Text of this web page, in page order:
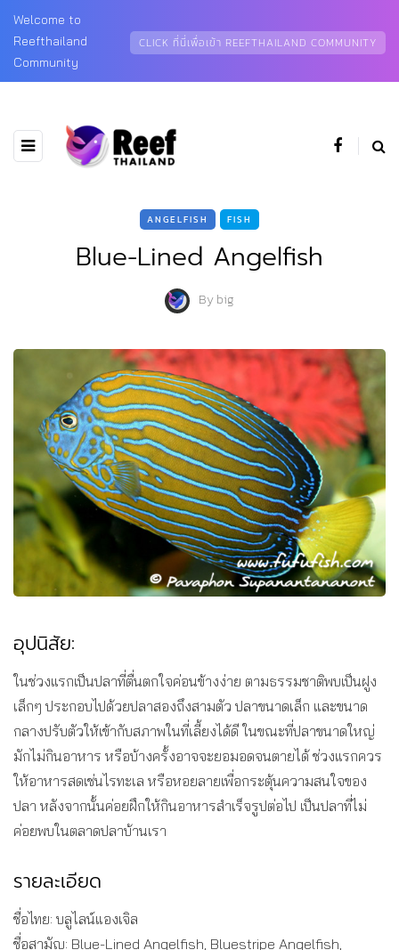
Welcome to
Reefthailand
Community
CLICK ที่นี่เพื่อเข้า REEFTHAILAND COMMUNITY
ANGELFISH FISH
Blue-Lined Angelfish
Bybig
อุปนิสัย:
ในช่วงแรกเป็นปลาที่ตื่นตกใจค่อนข้างง่าย ตามธรรมชาติพบเป็นฝูง
เล็กๆ ประกอบไปด้วยปลาสองถึงสามตัว ปลาขนาดเล็ก และขนาด
กลางปรับตัวให้เข้ากับสภาพในที่เลี้ยงได้ดี ในขณะที่ปลาขนาดใหญ่
มักไม่กินอาหาร หรือบ้างครั้งอาจจะยอมอดจนตายได้ ช่วงแรกควร
ให้อาหารสดเช่นไรทะเล หรือหอยลายเพื่อกระตุ้นความสนใจของ
ปลา หลังจากนั้นค่อยฝึกให้กินอาหารสำเร็จรูปต่อไป เป็นปลาที่ไม่
ค่อยพบในตลาดปลาบ้านเรา
รายละเอียด
ชื่อไทย: บลูไลน์แองเจิล
ชื่อสามัญ: Blue-Lined Angelfish, Bluestripe Angelfish,